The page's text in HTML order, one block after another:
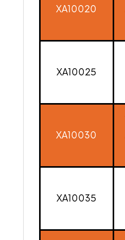
XA10020
XA10025
XA10030
XA10035